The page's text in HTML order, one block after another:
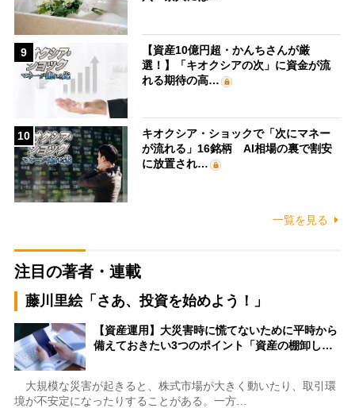
9
【資産10億円超・かんちさんが厳
選！】「キオクシアの次」に資金が流
れる期待の高…
10
キオクシア・ショックで「次にマネー
が流れる」16銘柄 AI相場の裏で割安
に放置され…
一覧を見る
注目の著者・連載
藤川里絵「さあ、投資を始めよう！」
【資産運用】大災害時に慌てないために平時から
備えておきたい3つのポイント「資産の棚卸し…
大規模な災害が起きると、株式市場が大きく動いたり、取引環
境が不安定になったりすることがある。一方…